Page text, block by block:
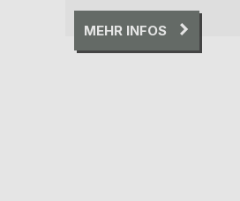
MEHR INFOS